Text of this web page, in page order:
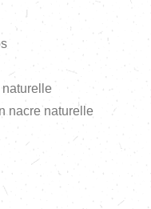
nacre naturelle